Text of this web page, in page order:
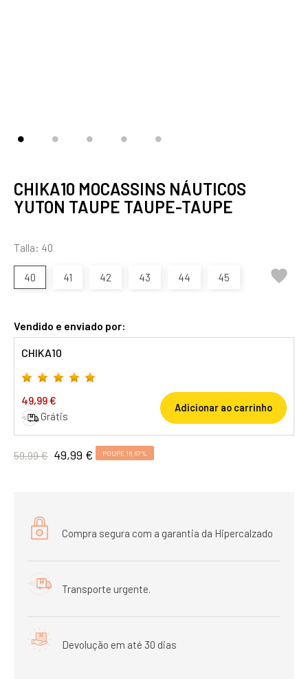
CHIKA10 MOCASSINS NÁUTICOS
YUTON TAUPE TAUPE-TAUPE
Talla: 40
40 41 42 43 44 45 
Vendido e enviado por:
CHIKA10
49,99 €
Grátis
Adicionar ao carrinho
59,99 € 49,99 € POUPE 16,67%
Compra segura com a garantia da Hipercalzado
Transporte urgente.
Devolução em até 30 dias